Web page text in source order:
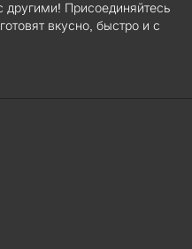
Присоединяйтесь
вкусно, быстро и с